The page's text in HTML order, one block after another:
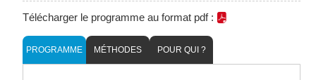
Télécharger le programme au format pdf :
PROGRAMME MÉTHODES POUR QUI ?